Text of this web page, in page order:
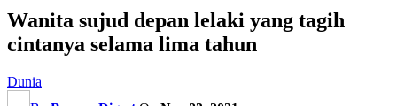
Wanita sujud depan lelaki yang tagih
cintanya selama lima tahun
Dunia